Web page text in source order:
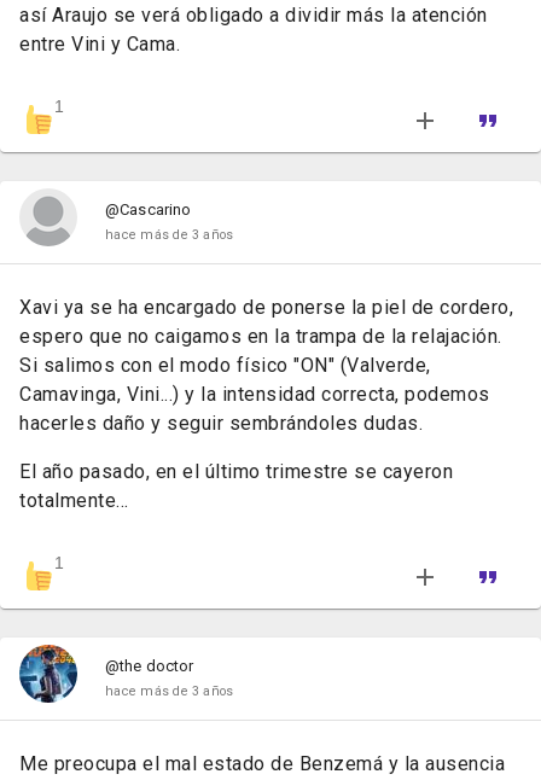
así Araujo se verá obligado a dividir más la atención
entre Vini y Cama.
1
@Cascarino
hace más de 3 años
Xavi ya se ha encargado de ponerse la piel de cordero,
espero que no caigamos en la trampa de la relajación.
Si salimos con el modo físico "ON" (Valverde,
Camavinga, Vini...) y la intensidad correcta, podemos
hacerles daño y seguir sembrándoles dudas.
El año pasado, en el último trimestre se cayeron
totalmente...
1
@the doctor
hace más de 3 años
Me preocupa el mal estado de Benzemá y la ausencia